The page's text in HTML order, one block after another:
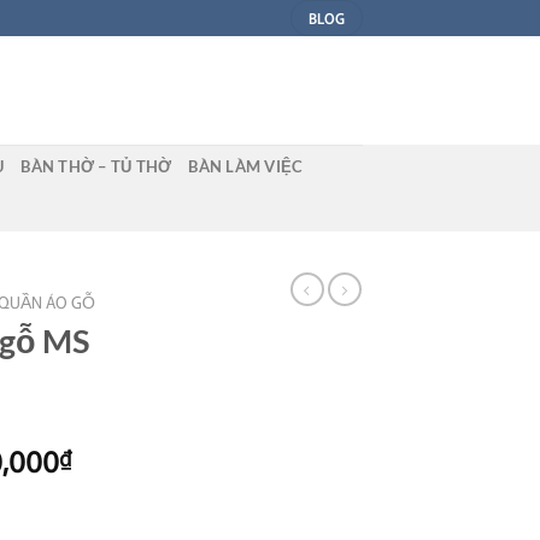
BLOG
BÀN THỜ – TỦ THỜ BÀN LÀM VIỆC
ÁO GỖ
MS
₫Giá